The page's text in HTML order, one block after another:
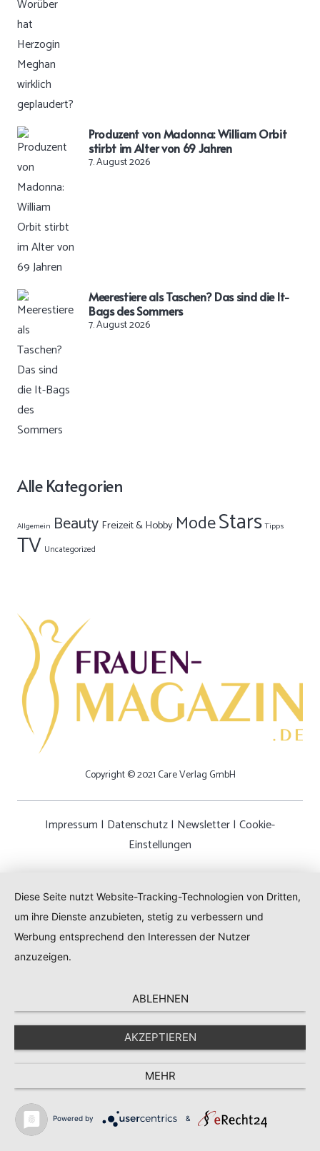
Produzent von Madonna: William Orbit
stirbt im Alter von 69 Jahren
7. August 2026
Meerestiere als Taschen? Das sind die It-
Bags des Sommers
7. August 2026
Alle Kategorien
Allgemein Beauty Freizeit & Hobby ModeStars Tipps
TV Uncategorized
Copyright © 2021 Care Verlag GmbH
Impressum | Datenschutz| Newsletter| Cookie-
Einstellungen
Diese Seite nutzt Website-Tracking-Technologien von Dritten,
um ihre Dienste anzubieten, stetig zu verbessern und
Werbung entsprechend den Interessen der Nutzer
anzuzeigen.
ABLEHNEN
AKZEPTIEREN
MEHR
Powered by &